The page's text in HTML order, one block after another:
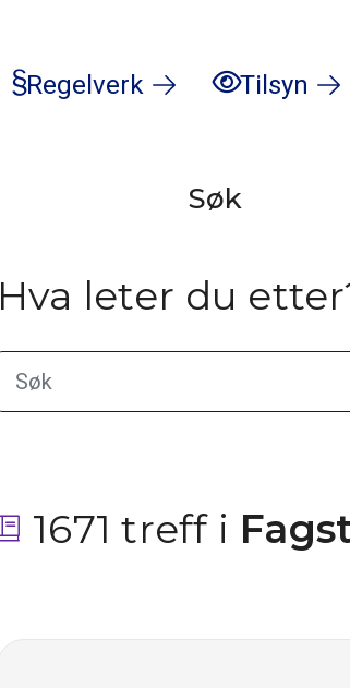
Regelverk Tilsyn
Søk
Hva leter du
1671 treff i